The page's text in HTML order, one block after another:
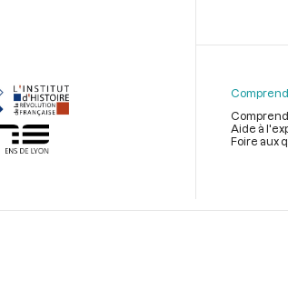
page
Aide à
Foire aux